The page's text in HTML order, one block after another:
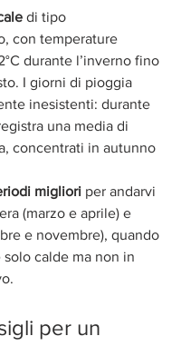
di tipo
con temperature
durante l’inverno fino
I giorni di pioggia
inesistenti: durante
una media di
concentrati in autunno
migliori per andarvi
(marzo e aprile) e
e novembre), quando
calde ma non in
per un